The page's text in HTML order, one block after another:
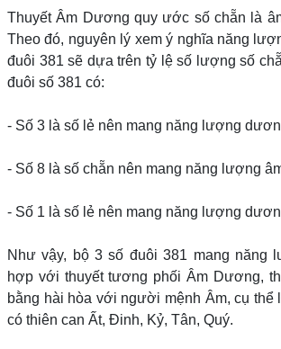
Thuyết Âm Dương quy ước số chẵn là
Theo đó, nguyên lý xem ý nghĩa năng
đuôi 381 sẽ dựa trên tỷ lệ số lượng số
đuôi số 381 có:
- Số 3 là số lẻ nên mang năng lượng
- Số 8 là số chẵn nên mang năng lượng
- Số 1 là số lẻ nên mang năng lượng
Như vậy, bộ 3 số đuôi 381 mang năng
hợp với thuyết tương phối Âm Dương,
bằng hài hòa với người mệnh Âm, cụ thể
có thiên can Ất, Đinh, Kỷ, Tân, Quý.